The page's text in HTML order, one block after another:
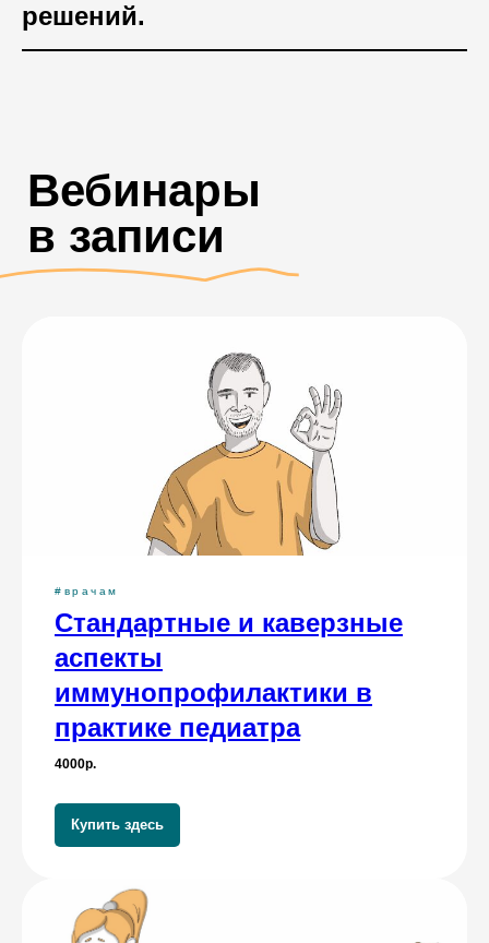
решений.
#врачам
Стандартные и каверзные
аспекты
иммунопрофилактики в
практике педиатра
4000р.
Купить здесь